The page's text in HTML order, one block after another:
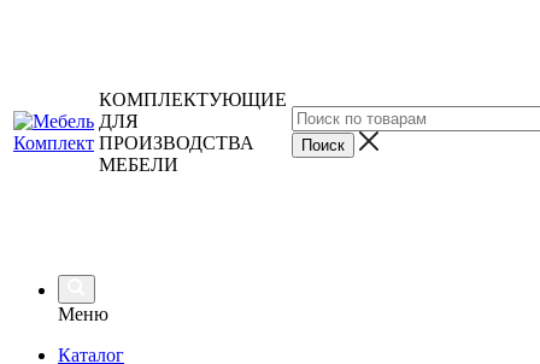
КОМПЛЕКТУЮЩИЕ
ДЛЯ
ПРОИЗВОДСТВА
МЕБЕЛИ
Меню
Каталог